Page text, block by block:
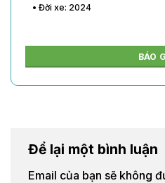
• Đời xe: 2024
BÁO
Để lại một bình luận
Email của bạn sẽ không